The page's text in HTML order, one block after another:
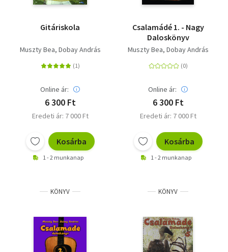
Gitáriskola
Muszty Bea Dobay András
Online ár:
6 300 Ft
Eredeti ár: 7 000 Ft
Kosárba
1 - 2 munkanap
Csalamádé 1. - Nagy
Daloskönyv
Muszty Bea Dobay András
Online ár:
6 300 Ft
Eredeti ár: 7 000 Ft
Kosárba
1 - 2 munkanap
KÖNYV KÖNYV